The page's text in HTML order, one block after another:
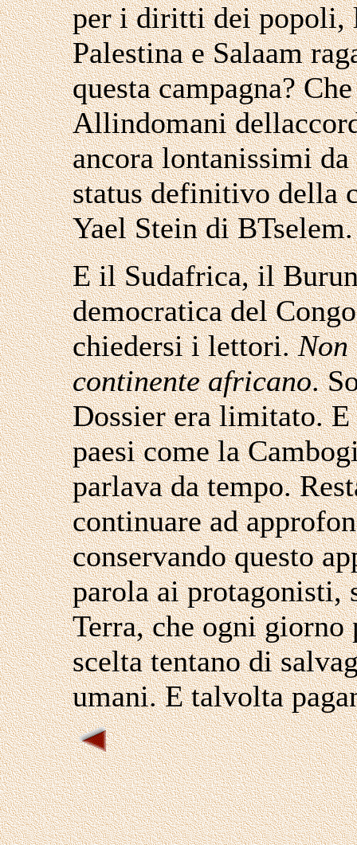
per i diritti dei popoli,
Palestina e Salaam
questa campagna?
Allindomani
ancora lontanissimi
status definitivo della
Yael Stein di BTselem.
E il Sudafrica, il
democratica del
chiedersi i lettori.Non
continente africano.
Dossier era limitato.
paesi come la
parlava da tempo.
continuare ad
conservando questo
parola ai protagonisti,
Terra, che ogni
scelta tentano di
umani. E talvolta